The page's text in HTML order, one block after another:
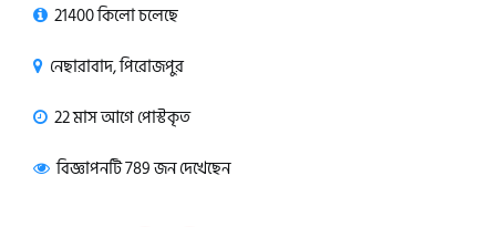
21400 কিলো চলেছে
নেছারাবাদ, পিরোজপুর
22 মাস আগে পোস্টকৃত
বিজ্ঞাপনটি 789 জন দেখেছেন